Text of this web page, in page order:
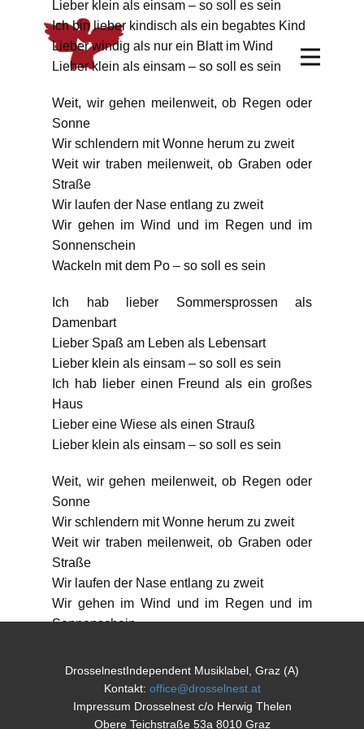
Lieber klein als einsam – so soll es sein
Ich bin lieber kindisch als ein begabtes Kind
Lieber windig als nur ein Blatt im Wind
Lieber klein als einsam – so soll es sein
Weit, wir gehen meilenweit, ob Regen oder
Sonne
Wir schlendern mit Wonne herum zu zweit
Weit wir traben meilenweit, ob Graben oder
Straße
Wir laufen der Nase entlang zu zweit
Wir gehen im Wind und im Regen und im
Sonnenschein
Wackeln mit dem Po – so soll es sein
Ich hab lieber Sommersprossen als
Damenbart
Lieber Spaß am Leben als Lebensart
Lieber klein als einsam – so soll es sein
Ich hab lieber einen Freund als ein großes
Haus
Lieber eine Wiese als einen Strauß
Lieber klein als einsam – so soll es sein
Weit, wir gehen meilenweit, ob Regen oder
Sonne
Wir schlendern mit Wonne herum zu zweit
Weit wir traben meilenweit, ob Graben oder
Straße
Wir laufen der Nase entlang zu zweit
Wir gehen im Wind und im Regen und im
Sonnenschein
ATHR69701008 (Download)
Titel: So soll es sein
Artist: Thelen & Thelen feat. Britta Krause &
DrosselnestIndependent Musiklabel, Graz (A)
Kontakt: office@drosselnest.at
Impressum Drosselnest c/o Herwig Thelen
Obere Teichstraße 53a 8010 Graz